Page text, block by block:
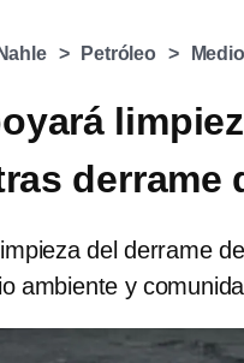
Petróleo
derrame
del derrame
ambiente y